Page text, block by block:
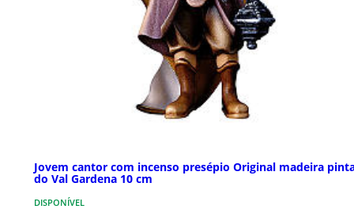
Jovem cantor com incenso presépio Original madeira
do Val Gardena 10 cm
DISPONÍVEL